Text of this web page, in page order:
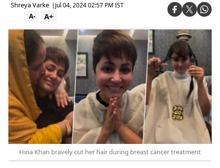
Shreya Varke | Jul 04, 2024 02:57 PM IST
A+
A-
Hina Khan bravely cut her hair during breast cancer treatment